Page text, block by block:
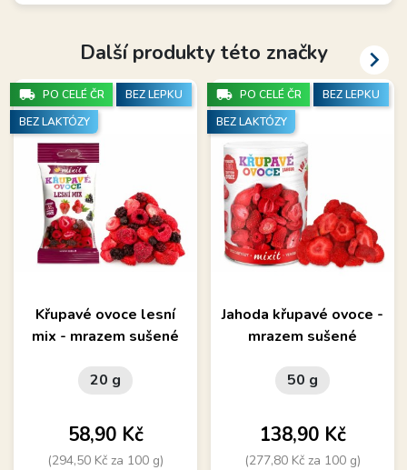
Další produkty této značky
Křupavé ovoce lesní
mix - mrazem sušené
20 g
Cena
58,90 Kč
(294,50 Kč za 100 g)
local_shipping PO CELÉ ČR
BEZ LEPKU
BEZ LAKTÓZY
Jahoda křupavé ovoce -
mrazem sušené
50 g
Cena
138,90 Kč
(277,80 Kč za 100 g)
local_shipping PO CELÉ ČR
BEZ LEPKU
BEZ LAKTÓZY
